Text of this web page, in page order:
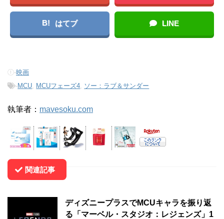
B! はてブ LINE
-映画
-MCU MCUフェーズ4 ソー：ラブ＆サンダー
執筆者： mavesoku.com
関連記事
ディズニープラスでMCUキャラを振り返
る「マーベル・スタジオ：レジェンズ」1